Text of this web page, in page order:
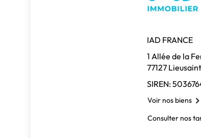
IAD FRANCE
1 Allée de la
77127 Lieusaint
SIREN:
Voir nos biens
Consulter nos